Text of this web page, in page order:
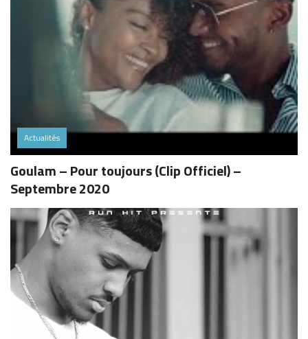
Actualités
Goulam – Pour toujours (Clip Officiel) –
Septembre 2020